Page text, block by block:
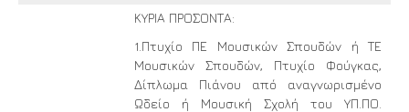
ΚΥΡΙΑ ΠΡΟΣΟΝΤΑ:
1.Πτυχίο ΠΕ Μουσικών Σπουδών ή ΤΕ
Μουσικών Σπουδών, Πτυχίο Φούγκας,
Δίπλωμα Πιάνου από αναγνωρισμένο
Ωδείο ή Μουσική Σχολή του ΥΠ.ΠΟ.